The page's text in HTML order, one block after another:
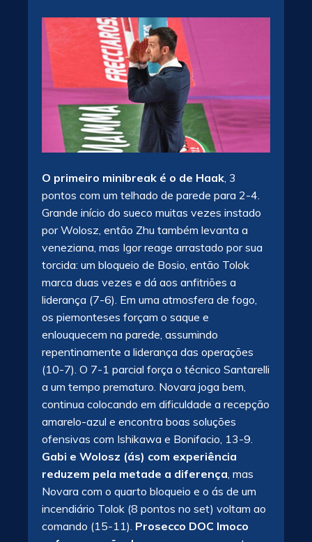
O primeiro minibreak é o de Haak, 3
pontos com um telhado de parede para 2-4.
Grande início do sueco muitas vezes instado
por Wolosz, então Zhu também levanta a
veneziana, mas Igor reage arrastado por sua
torcida: um bloqueio de Bosio, então Tolok
marca duas vezes e dá aos anfitriões a
liderança (7-6). Em uma atmosfera de fogo,
os piemonteses forçam o saque e
enlouquecem na parede, assumindo
repentinamente a liderança das operações
(10-7). O 7-1 parcial força o técnico Santarelli
a um tempo prematuro. Novara joga bem,
continua colocando em dificuldade a recepção
amarelo-azul e encontra boas soluções
ofensivas com Ishikawa e Bonifacio, 13-9.
Gabi e Wolosz (ás) com experiência
reduzem pela metade a diferença, mas
Novara com o quarto bloqueio e o ás de um
incendiário Tolok (8 pontos no set) voltam ao
comando (15-11). Prosecco DOC Imoco